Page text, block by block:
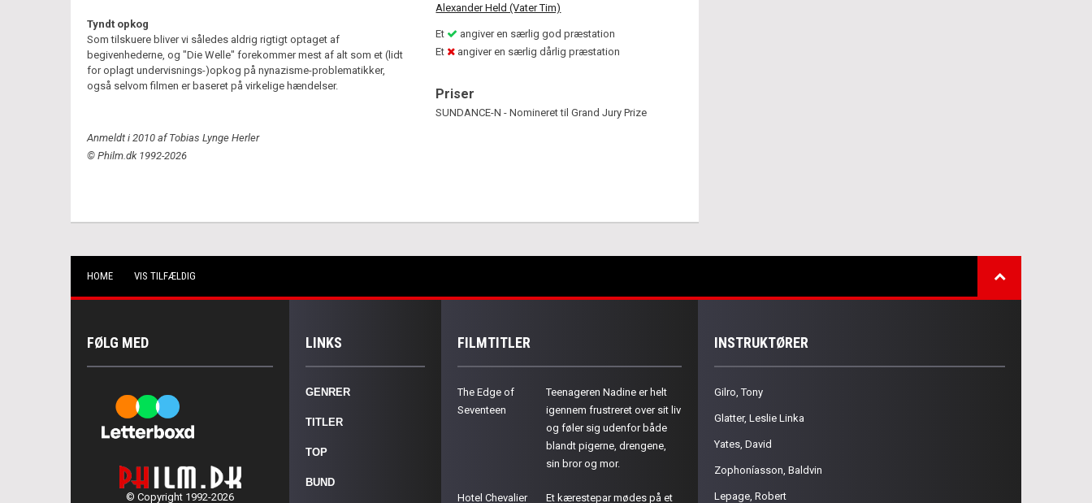
Tyndt opkog
Som tilskuere bliver vi således aldrig rigtigt optaget af
begivenhederne, og "Die Welle" forekommer mest af alt som et (lidt
for oplagt undervisnings-)opkog på nynazisme-problematikker,
også selvom filmen er baseret på virkelige hændelser.
Anmeldt i 2010 af Tobias Lynge Herler
© Philm.dk 1992-2026
Alexander Held (Vater Tim)
Et
angiver en særlig god præstation
Et
angiver en særlig dårlig præstation
Priser
SUNDANCE-N - Nomineret til Grand Jury Prize
HOME VIS TILFÆLDIG
FØLG MED
© Copyright 1992-2026
LINKS
GENRER
TITLER
TOP
BUND
FILMTITLER
The Edge of
Seventeen
Teenageren Nadine er helt
igennem frustreret over sit liv
og føler sig udenfor både
blandt pigerne, drengene,
sin bror og mor.
Hotel Chevalier Et kærestepar mødes på et
INSTRUKTØRER
Gilro, Tony
Glatter, Leslie Linka
Yates, David
Zophoníasson, Baldvin
Lepage, Robert